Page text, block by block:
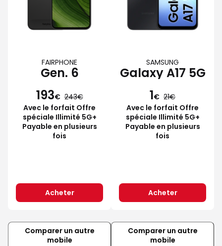
FAIRPHONE
Gen. 6
193€ 243
Avec le forfait Offre
spéciale Illimité 5G+
Payable en plusieurs
fois
Acheter
SAMSUNG
Galaxy A17 5G
1€ 21
Avec le forfait Offre
spéciale Illimité 5G+
Payable en plusieurs
fois
Acheter
Comparer un autre
mobile
Comparer un autre
mobile